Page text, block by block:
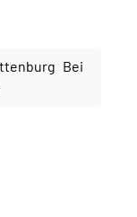
Bei